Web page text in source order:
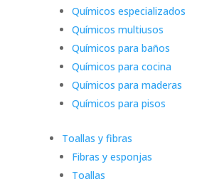
Químicos especializados
Químicos multiusos
Químicos para baños
Químicos para cocina
Químicos para maderas
Químicos para pisos
Toallas y fibras
Fibras y esponjas
Toallas